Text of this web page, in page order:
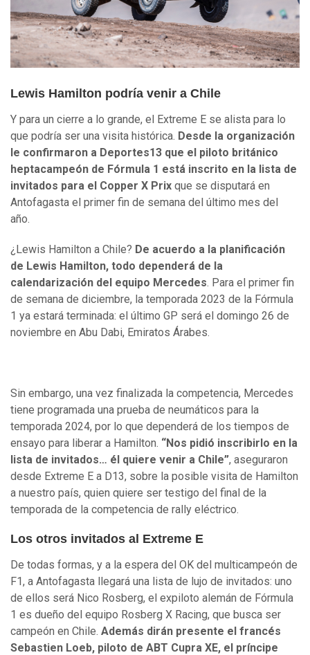
Lewis Hamilton podría venir a Chile
Y para un cierre a lo grande, el Extreme E se alista para lo
que podría ser una visita histórica. Desde la organización
le confirmaron a Deportes13 que el piloto británico
heptacampeón de Fórmula 1 está inscrito en la lista de
invitados para el Copper X Prix que se disputará en
Antofagasta el primer fin de semana del último mes del
año.
¿Lewis Hamilton a Chile? De acuerdo a la planificación
de Lewis Hamilton, todo dependerá de la
calendarización del equipo Mercedes. Para el primer fin
de semana de diciembre, la temporada 2023 de la Fórmula
1 ya estará terminada: el último GP será el domingo 26 de
noviembre en Abu Dabi, Emiratos Árabes.
Sin embargo, una vez finalizada la competencia, Mercedes
tiene programada una prueba de neumáticos para la
temporada 2024, por lo que dependerá de los tiempos de
ensayo para liberar a Hamilton. “Nos pidió inscribirlo en la
lista de invitados… él quiere venir a Chile”, aseguraron
desde Extreme E a D13, sobre la posible visita de Hamilton
a nuestro país, quien quiere ser testigo del final de la
temporada de la competencia de rally eléctrico.
Los otros invitados al Extreme E
De todas formas, y a la espera del OK del multicampeón de
F1, a Antofagasta llegará una lista de lujo de invitados: uno
de ellos será Nico Rosberg, el expiloto alemán de Fórmula
1 es dueño del equipo Rosberg X Racing, que busca ser
campeón en Chile. Además dirán presente el francés
Sebastien Loeb, piloto de ABT Cupra XE, el príncipe